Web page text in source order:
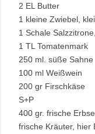
2 EL Butter
1 kleine Zwiebel,
1 Schale
1 TL Tomatenmark
250 ml. süße Sahne
100 ml Weißwein
200 gr Firschkäse
S+P
400 gr. frische
frische Kräuter, hier